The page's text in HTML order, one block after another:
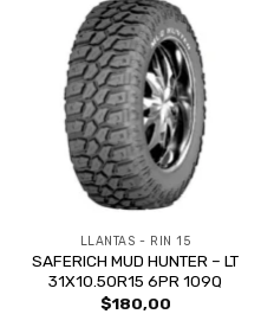
LLANTAS - RIN 15
SAFERICH MUD HUNTER – LT
31X10.50R15 6PR 109Q
$180,00